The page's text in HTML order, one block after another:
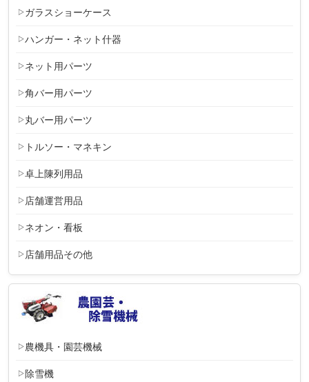
ガラスショーケース
ハンガー・ネット什器
ネット用パーツ
角バー用パーツ
丸バー用パーツ
トルソー・マネキン
卓上陳列用品
店舗運営用品
ネオン・看板
店舗用品その他
農機具・園芸機械
除雪機